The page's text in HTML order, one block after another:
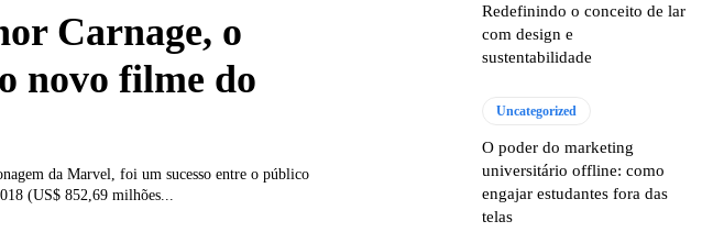
Carnage, o
novo filme do
da Marvel, foi um sucesso entre o público
(US$ 852,69 milhões...
Redefinindo o conceito de lar
com design e
sustentabilidade
Uncategorized
O poder do marketing
universitário offline: como
engajar estudantes fora das
telas